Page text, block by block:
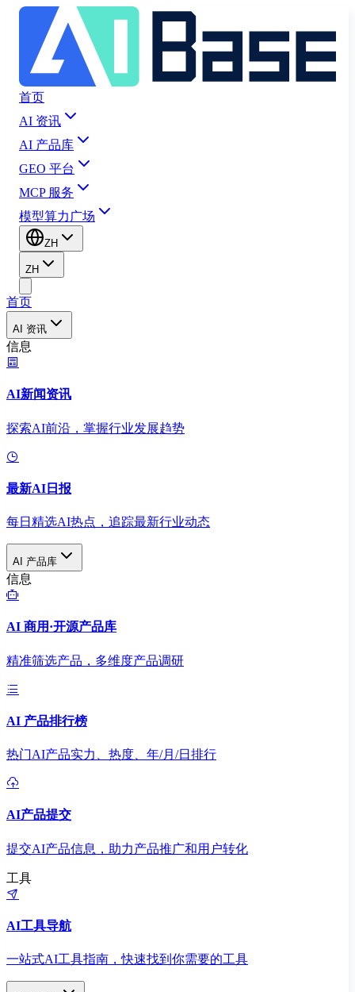
首页
AI 资讯
AI 产品库
GEO 平台
MCP 服务
模型算力广场
ZH
ZH
首页
AI 资讯
信息
AI新闻资讯
探索AI前沿，掌握行业发展趋势
最新AI日报
每日精选AI热点，追踪最新行业动态
AI 产品库
信息
AI 商用·开源产品库
精准筛选产品，多维度产品调研
AI 产品排行榜
热门AI产品实力、热度、年/月/日排行
AI产品提交
提交AI产品信息，助力产品推广和用户转化
工具
AI工具导航
一站式AI工具指南，快速找到你需要的工具